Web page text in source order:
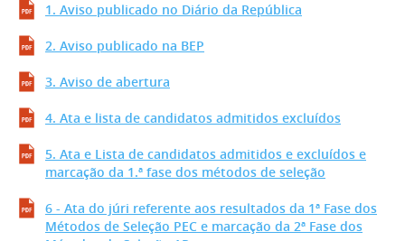
1. Aviso publicado no Diário da República
2. Aviso publicado na BEP
3. Aviso de abertura
4. Ata e lista de candidatos admitidos excluídos
5. Ata e Lista de candidatos admitidos e excluídos e
marcação da 1.ª fase dos métodos de seleção
6 - Ata do júri referente aos resultados da 1ª Fase dos
Métodos de Seleção PEC e marcação da 2ª Fase dos